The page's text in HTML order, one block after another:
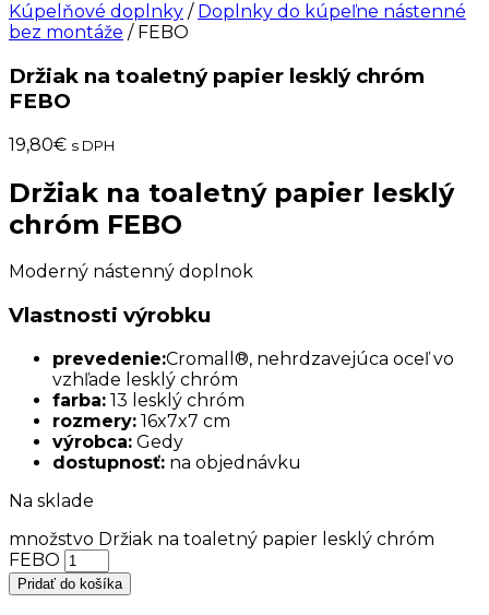
Kúpelňové doplnky / Doplnky do kúpeľne nástenné
bez montáže / FEBO
Držiak na toaletný papier lesklý chróm
FEBO
19,80€ s DPH
Držiak na toaletný papier lesklý
chróm FEBO
Moderný nástenný doplnok
Vlastnosti výrobku
prevedenie:Cromall®, nehrdzavejúca oceľ vo
vzhľade lesklý chróm
farba: 13 lesklý chróm
rozmery: 16x7x7 cm
výrobca: Gedy
dostupnosť: na objednávku
Na sklade
množstvo Držiak na toaletný papier lesklý chróm
FEBO
Pridať do košíka